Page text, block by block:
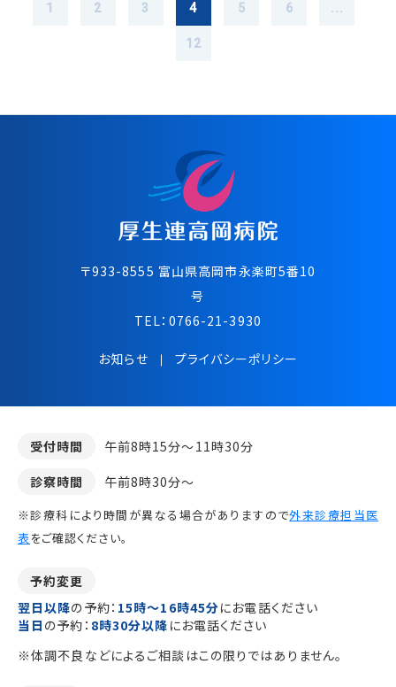
1 2 3 4 5 6 ...
12
〒933-8555 富⼭県⾼岡市永楽町5番10
号
TEL： 0766-21-3930
お知らせ プライバシーポリシー
受付時間
午前8時15分～11時30分
診察時間
午前8時30分～
※診療科により時間が異なる場合がありますので外来診療担当医
表をご確認ください。
予約変更
翌日以降の予約： 15時～16時45分にお電話ください
当日 の予約： 8時30分以降 にお電話ください
※体調不良などによるご相談はこの限りではありません。